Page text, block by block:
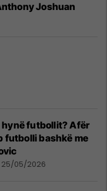
Joshuan
hynë futbollit? Afër
futbolli bashkë me
25/05/2026